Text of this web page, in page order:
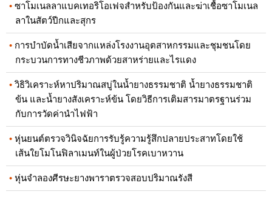
ซาโมเนลลาแบคเทอริโอเฟจสำหรับป้องกันและฆ่าเชื้อซาโมเนล
ลาในสัตว์ปีกและสุกร
การบำบัดน้ำเสียจากแหล่งโรงงานอุตสาหกรรมและชุมชนโดย
กระบวนการทางชีวภาพด้วยสาหร่ายและไรแดง
วิธิวิเคราะห์หาปริมาณสบู่ในน้ำยางธรรมชาติ น้ำยางธรรมชาติ
ข้น และน้ำยางสังเคราะห์ข้น โดยวิธีการเติมสารมาตรฐานร่วม
กับการวัดค่านำไฟฟ้า
หุ่นยนต์ตรวจวินิจฉัยการรับรู้ความรู้สึกปลายประสาทโดยใช้
เส้นใยโมโนฟิลาเมนท์ในผู้ป่วยโรคเบาหวาน
หุ่นจำลองศีรษะยางพาราตรวจสอบปริมาณรังสี